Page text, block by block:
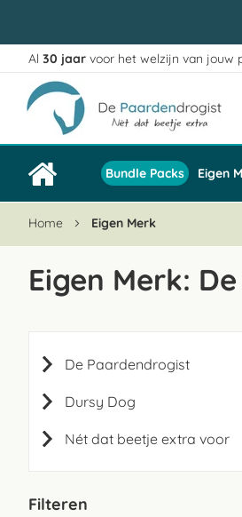
Ga
naar
de
inhoud
Al 30 jaar voor het welzijn van jouw
Bundle Packs Eigen
Home Eigen Merk
Eigen Merk:
De Paardendrogist
Dursy Dog
Nét dat beetje extra voor
Filteren